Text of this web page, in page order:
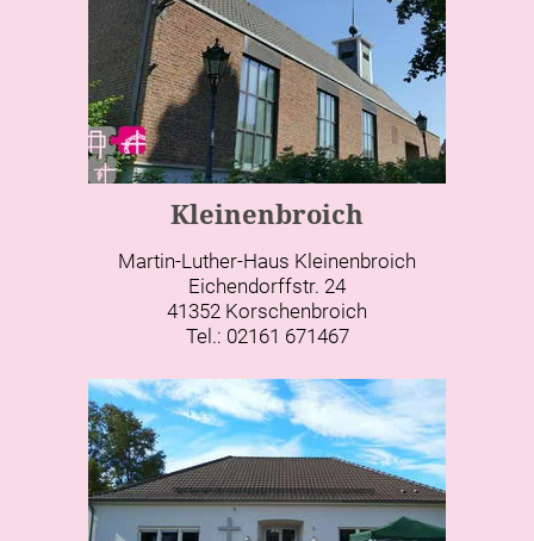
Kleinenbroich
Martin-Luther-Haus Kleinenbroich
Eichendorffstr. 24
41352 Korschenbroich
Tel.: 02161 671467